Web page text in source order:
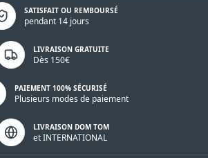
SATISFAIT OU REMBOURSÉ
pendant 14 jours
LIVRAISON GRATUITE
Dès 150€
PAIEMENT 100% SÉCURISÉ
Plusieurs modes de paiement
LIVRAISON DOM TOM
et INTERNATIONAL